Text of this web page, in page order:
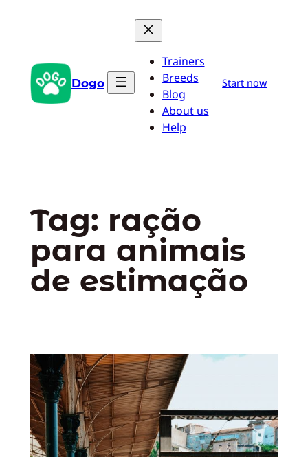
conteúdo Dogo
Trainers
Breeds
Blog
About us
Help
Start now
Tag: ração
para animais
de estimação